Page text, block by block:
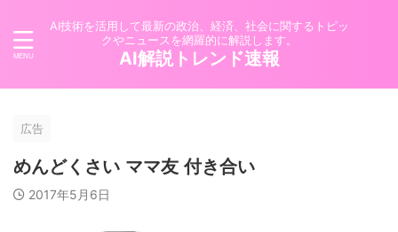
AI技術を活用して最新の政治、経済、社会に関するトピッ
クやニュースを網羅的に解説します。
AI解説トレンド速報
広告
めんどくさい ママ友 付き合い
2017年5月6日